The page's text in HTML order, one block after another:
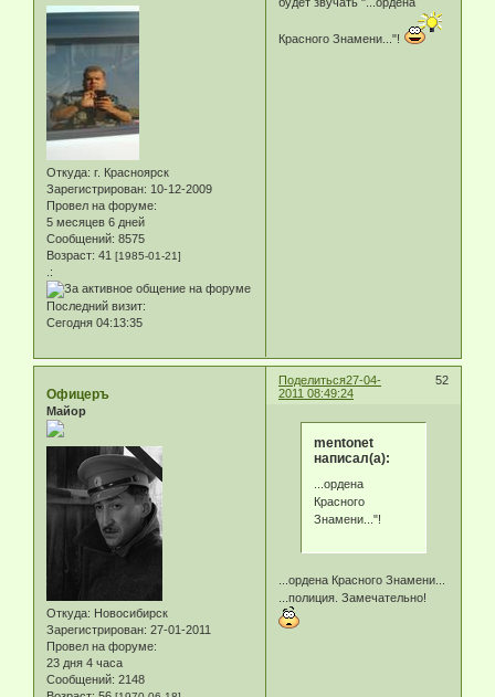
Откуда: г. Красноярск
Зарегистрирован: 10-12-2009
Провел на форуме:
5 месяцев 6 дней
Сообщений: 8575
Возраст: 41 [1985-01-21]
.:
Последний визит:
Сегодня 04:13:35
Красного Знамени..."!
Поделиться 52
27-04-
2011 08:49:24
Офицеръ
Майор
Откуда: Новосибирск
Зарегистрирован: 27-01-2011
Провел на форуме:
23 дня 4 часа
Сообщений: 2148
mentonet
написал(а):
...ордена
Красного
Знамени..."!
...ордена Красного Знамени...
...полиция. Замечательно!